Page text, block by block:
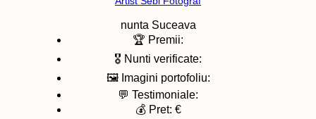
nunta Suceava
🏆 Premii:
🎖️ Nunti verificate:
🖼️ Imagini portofoliu:
💬 Testimoniale:
💰 Pret: €